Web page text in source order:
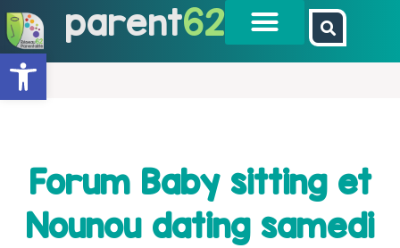
Ouvrir la barre d’outils
parent62
Forum Baby sitting et
Nounou dating samedi